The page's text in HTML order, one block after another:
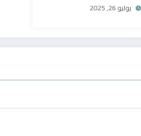
يوليو 26, 2025